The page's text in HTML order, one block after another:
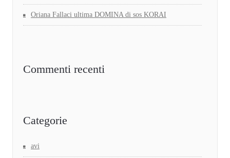
Oriana Fallaci ultima DOMINA di sos KORAI
Commenti recenti
Categorie
avi